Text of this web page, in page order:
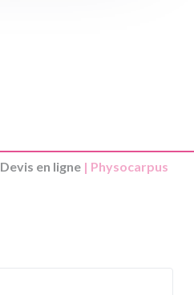
Devis en ligne | Physocarpus